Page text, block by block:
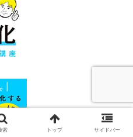
索 トップ サイドバー